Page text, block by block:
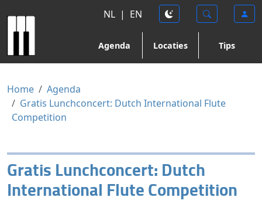
NL | EN
Agenda Locaties Tips
Home
Agenda
Gratis Lunchconcert: Dutch International Flute
Competition
Gratis Lunchconcert: Dutch
International Flute Competition